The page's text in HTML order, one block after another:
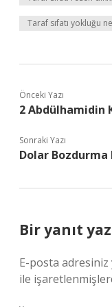
Taraf sıfatı yokluğu
Önceki Yazı
2 Abdülhamidin
Sonraki Yazı
Dolar Bozdurma
Bir yanıt
E-posta adresiniz
ile